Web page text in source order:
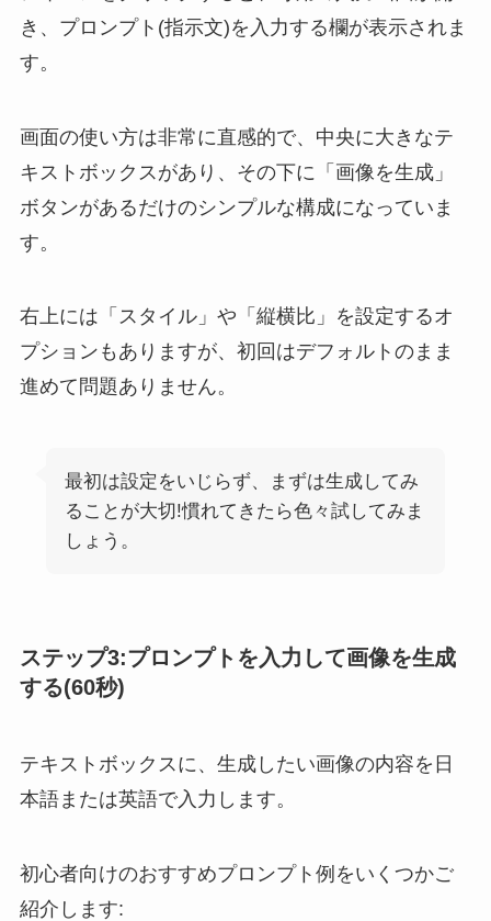
き、プロンプト(指示文)を入力する欄が表示されま
す。
画面の使い方は非常に直感的で、中央に大きなテ
キストボックスがあり、その下に「画像を生成」
ボタンがあるだけのシンプルな構成になっていま
す。
右上には「スタイル」や「縦横比」を設定するオ
プションもありますが、初回はデフォルトのまま
進めて問題ありません。
最初は設定をいじらず、まずは生成してみ
ることが大切!慣れてきたら色々試してみま
しょう。
ステップ3:プロンプトを入力して画像を生成
する(60秒)
テキストボックスに、生成したい画像の内容を日
本語または英語で入力します。
初心者向けのおすすめプロンプト例をいくつかご
紹介します: